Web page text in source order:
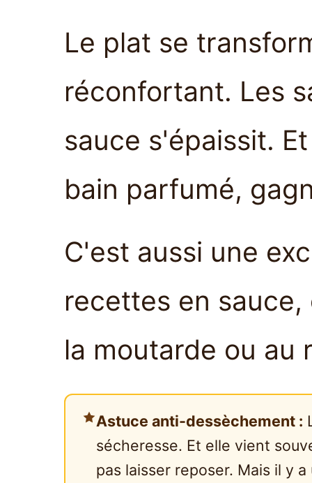
Le plat se
réconfortant. Les
sauce s'épaissit.
bain parfumé,
C'est aussi une
recettes en
la moutarde ou au
Astuce anti-dessèchement :
sécheresse. Et elle vient
pas laisser reposer. Mais il y